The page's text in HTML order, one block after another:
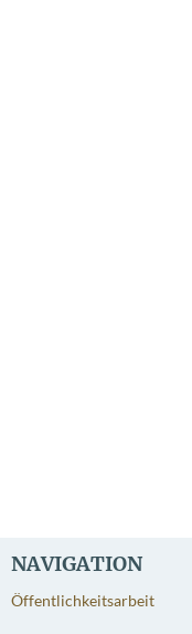
NAVIGATION
Öffentlichkeitsarbeit